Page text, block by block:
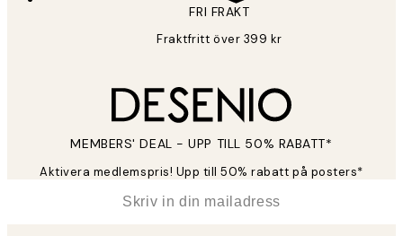
FRI FRAKT
Fraktfritt över 399 kr
MEMBERS' DEAL - UPP TILL 50% RABATT*
Aktivera medlemspris! Upp till 50% rabatt på posters*